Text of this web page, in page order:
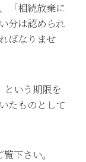
「相続放棄に
分は認められ
ばなりませ
という期限を
たものとして
覧下さい。